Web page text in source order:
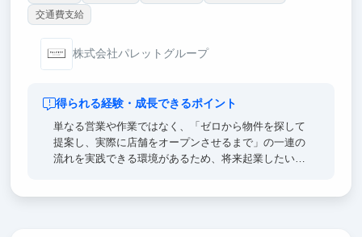
交通費支給
株式会社パレットグループ
得られる経験・成長できるポイント
単なる営業や作業ではなく、「ゼロから物件を探して
提案し、実際に店舗をオープンさせるまで」の一連の
流れを実践できる環境があるため、将来起業したい人